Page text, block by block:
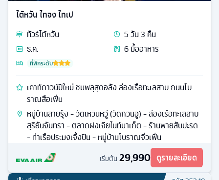
ไต้หวัน ไทจง ไทเป
ทัวร์ไต้หวัน 5วัน3 คืน
ธ.ค.
6มื้ออาหาร
ที่พักระดับ
เคาท์ดาวน์ปีใหม่ ชมพลุสุดอลัง ล่องเรือทะเลสาบ ถนนโบ
ราณสือเฟิ่น
หมู่บ้านสายรุ้ง - วัดเหวินหวู่ (วัดกวนอู) - ล่องเรือทะเลสาบ
สุริยันจันทรา - ตลาดฝงเจียไนท์มาเก็ต - ร้านพายสับปะรด
- ท่าเรือประมงเจิ้งปิน - หมู่บ้านโบราณจิ่วเฟิ่น
เริ่มต้น 29,990 ดูรายละเอียด